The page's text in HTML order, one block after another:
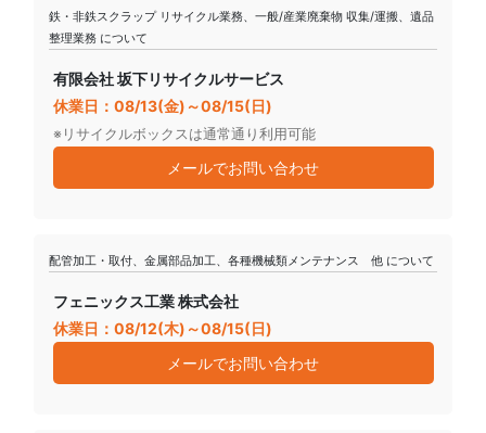
鉄・非鉄スクラップ リサイクル業務、一般/産業廃棄物 収集/運搬、遺品
整理業務 について
有限会社 坂下リサイクルサービス
休業日：08/13(金)～08/15(日)
※リサイクルボックスは通常通り利用可能
メールでお問い合わせ
配管加工・取付、金属部品加工、各種機械類メンテナンス 他 について
フェニックス工業 株式会社
休業日：08/12(木)～08/15(日)
メールでお問い合わせ